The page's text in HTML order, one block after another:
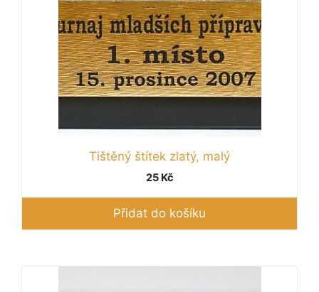
Tištěný štítek zlatý, malý
25 Kč
Přidat do košíku